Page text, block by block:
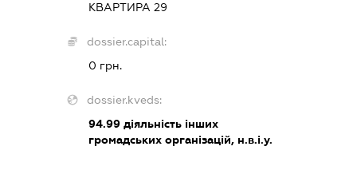
КВАРТИРА 29
dossier.capital:
0 грн.
dossier.kveds:
94.99 діяльність інших
громадських організацій, н.в.і.у.